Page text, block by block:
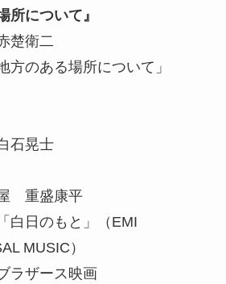
所について』
楚衛二
方のある場所について」
石晃士
重盛康平
白日のもと」（EMI
MUSIC）
ラザース映画